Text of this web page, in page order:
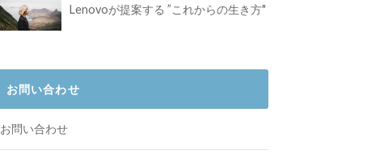
Lenovoが提案する ”これからの生き方"
お問い合わせ
お問い合わせ